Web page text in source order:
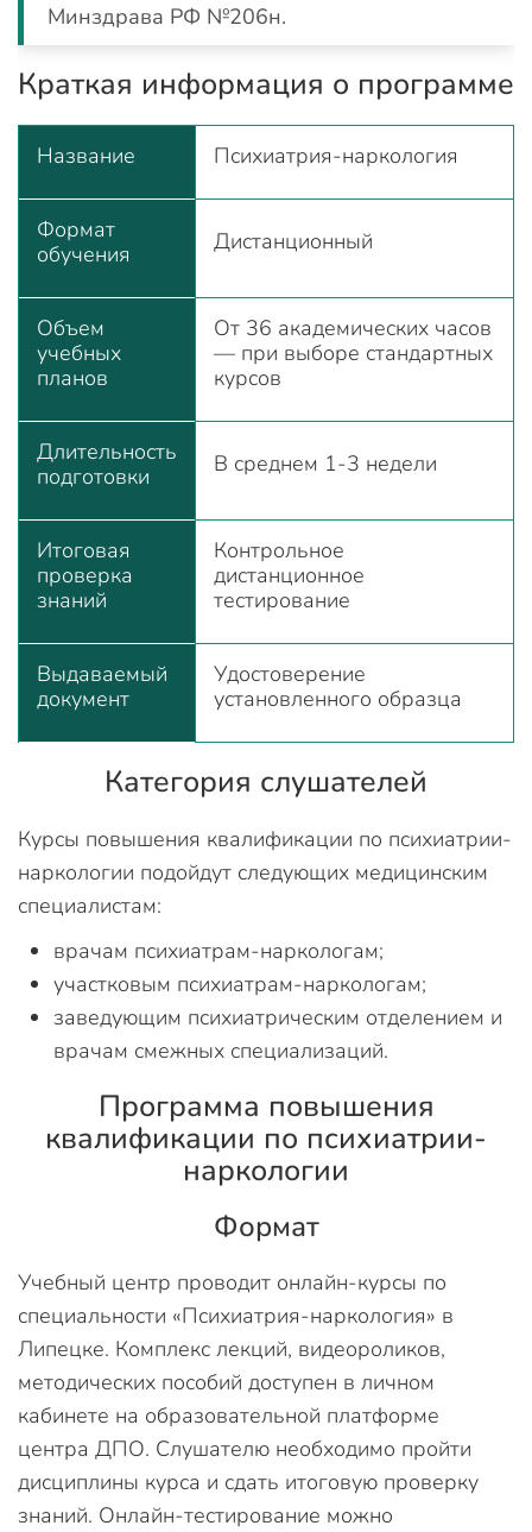
Минздрава РФ №206н.
Краткая информация о программе
Название Психиатрия-наркология
Формат
обучения
Дистанционный
Объем
учебных
планов
От 36 академических часов
— при выборе стандартных
курсов
Длительность
подготовки
В среднем 1-3 недели
Итоговая
проверка
знаний
Контрольное
дистанционное
тестирование
Выдаваемый
документ
Удостоверение
установленного образца
Категория слушателей
Курсы повышения квалификации по психиатрии-
наркологии подойдут следующих медицинским
специалистам:
врачам психиатрам-наркологам;
участковым психиатрам-наркологам;
заведующим психиатрическим отделением и
врачам смежных специализаций.
Программа повышения
квалификации по психиатрии-
наркологии
Формат
Учебный центр проводит онлайн-курсы по
специальности «Психиатрия-наркология» в
Липецке. Комплекс лекций, видеороликов,
методических пособий доступен в личном
кабинете на образовательной платформе
центра ДПО. Слушателю необходимо пройти
дисциплины курса и сдать итоговую проверку
знаний. Онлайн-тестирование можно